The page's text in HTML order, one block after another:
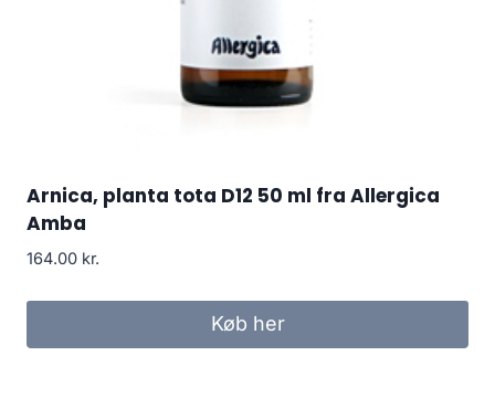
Arnica, planta tota D12 50 ml fra Allergica
Amba
164.00 kr.
Køb her